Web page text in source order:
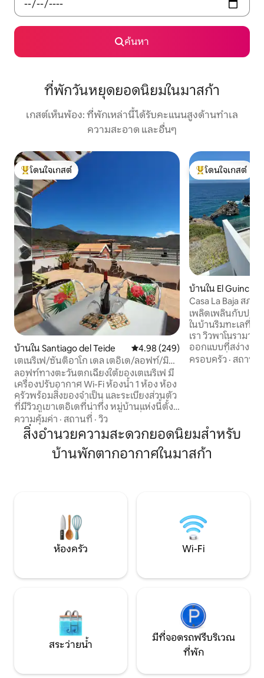
ค้นหา
ที่พักวันหยุดยอดนิยมในมาสก้า
เกสต์เห็นพ้อง: ที่พักเหล่านี้ได้รับคะแนนสูงด้านทำเล
ความสะอาด และอื่นๆ
โดนใจเกสต์ที่สุด
โดนใจเกสต์
บ้านใน Santiago del Teide คะแนนเฉลี่ย 4.98 จาก 5, 249 รีวิว
4.98 (249)
เตเนริเฟ/ซันติอาโก เดล เตอิเด/ลอฟท์/มิลา
2
ลอฟท์ทางตะวันตกเฉียงใต้ของเตเนริเฟ มี
เครื่องปรับอากาศ Wi-Fi ห้องน้ำ 1 ห้อง ห้อง
ครัวพร้อมสิ่งของจำเป็น และระเบียงส่วนตัว
ที่มีวิวภูเขาเตอิเดที่น่าทึ่ง หมู่บ้านแห่งนี้ตั้ง
อยู่ในซานติอาโก เดล เตย์เด อยู่ที่ระดับ
ความสูง 900 เมตร เหมาะสำหรับผู้ที่รักการ
เดินป่าและทะเลในเวลาเดียวกัน เดินทางมา
จากทางหลวง TF1 ได้ง่าย ห่างจากหมู่บ้าน
มาสกาเพียง 6 กม. และห่างจากอุทยานแห่ง
นาที และสนามบินนอร์เตอยู่ห่างออกไป
ประมาณ 60 นาที
ความคุ้มค่า · สถานที่ · วิว
โดนใจเกสต์ที่สุด
โดนใจเกสต์
บ้านใน El Guincho
Casa La Baja สภ
เพลิดเพลินกับประ
ในบ้านริมทะเลที่ไ
เรา วิวพาโนรามา
ออกแบบที่สง่างา
ห้องครัวที่มีอุปกร
ที่สมบูรณ์แบบสำห
เพลิดเพลินกับกา
ท่ามกลางความสว
ของมหาสมุทรแอ
ครอบครัว · สถานที่
สิ่งอำนวยความสะดวกยอดนิยมสำหรับ
บ้านพักตากอากาศในมาสก้า
ห้องครัว Wi-Fi
สระว่ายน้ำ
มีที่จอดรถฟรีบริเวณ
ที่พัก